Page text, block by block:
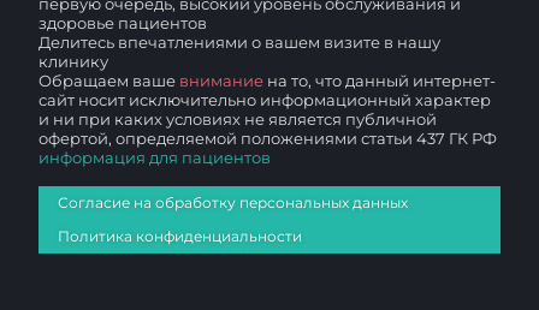
здоровье пациентов
Делитесь впечатлениями о вашем визите в нашу
клинику
Обращаем ваше внимание на то, что данный интернет-
сайт носит исключительно информационный характер
и ни при каких условиях не является публичной
офертой, определяемой положениями статьи 437 ГК РФ
информация для пациентов
Согласие на обработку персональных данных
Политика конфиденциальности